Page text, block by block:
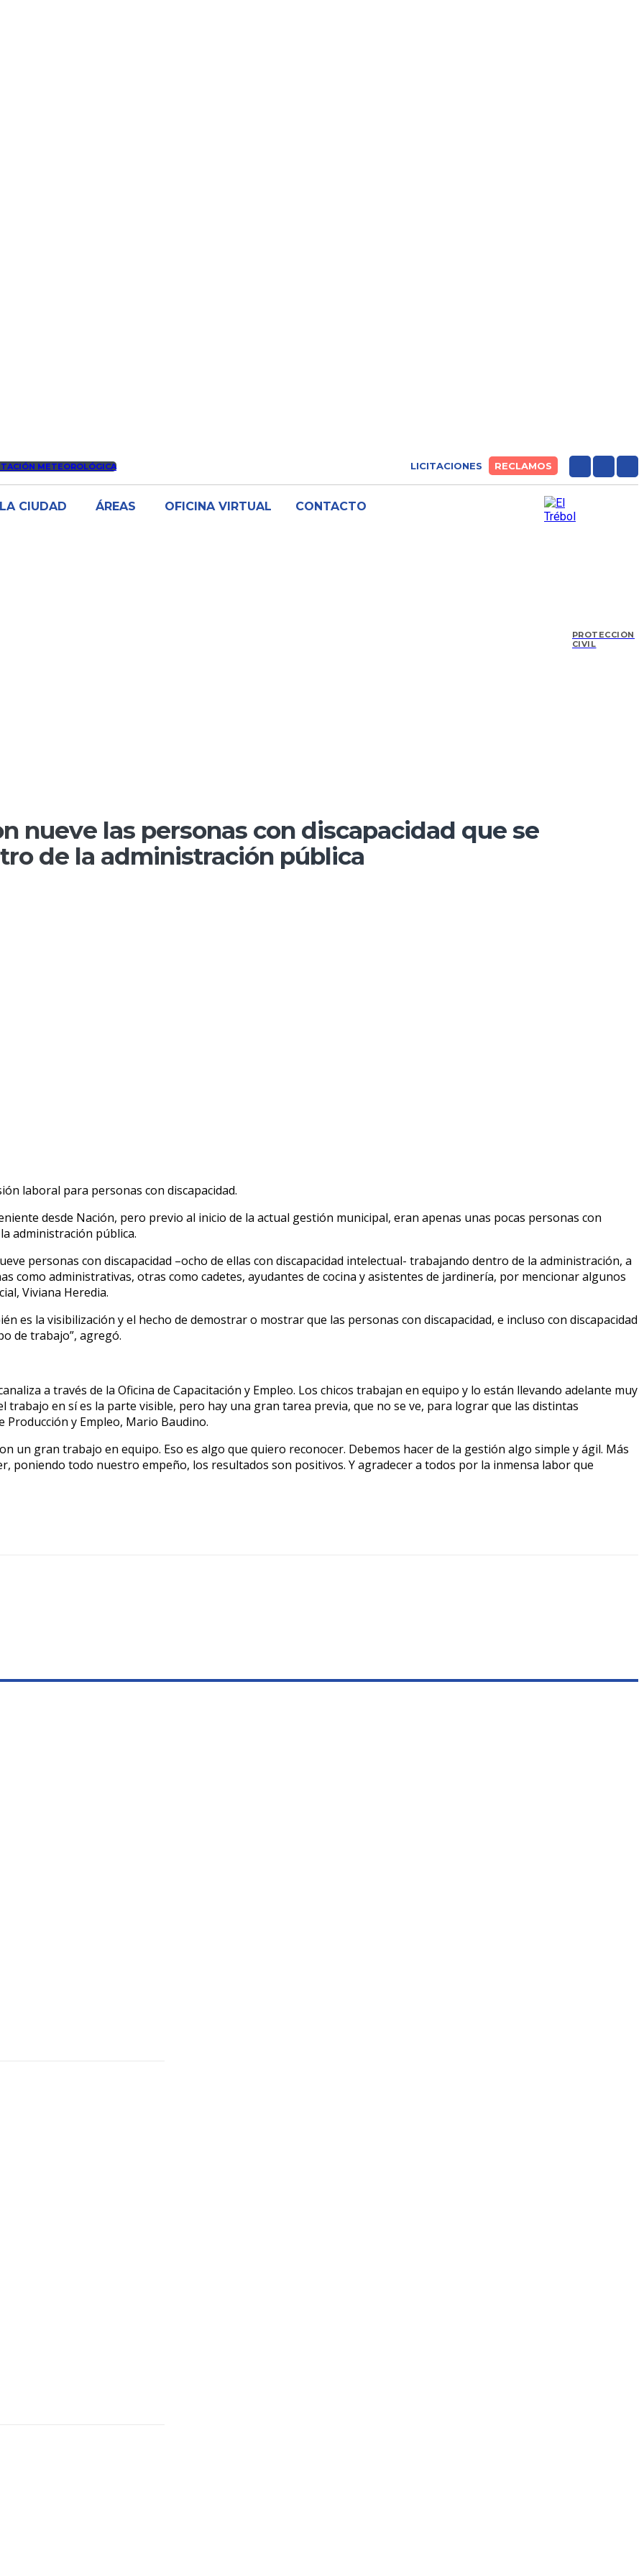
METEOROLÓGICA LICITACIONES RECLAMOS
LA CIUDAD ÁREAS OFICINA VIRTUAL CONTACTO
PROTECCIÓN
CIVIL
nueve las personas con discapacidad que se
de la administración pública
laboral para personas con discapacidad.
desde Nación, pero previo al inicio de la actual gestión municipal, eran apenas unas pocas personas con
administración pública.
personas con discapacidad –ocho de ellas con discapacidad intelectual- trabajando dentro de la administración, a
como administrativas, otras como cadetes, ayudantes de cocina y asistentes de jardinería, por mencionar algunos
Viviana Heredia.
es la visibilización y el hecho de demostrar o mostrar que las personas con discapacidad, e incluso con discapacidad
de trabajo”, agregó.
a través de la Oficina de Capacitación y Empleo. Los chicos trabajan en equipo y lo están llevando adelante muy
en sí es la parte visible, pero hay una gran tarea previa, que no se ve, para lograr que las distintas
y Empleo, Mario Baudino.
un gran trabajo en equipo. Eso es algo que quiero reconocer. Debemos hacer de la gestión algo simple y ágil. Más
poniendo todo nuestro empeño, los resultados son positivos. Y agradecer a todos por la inmensa labor que